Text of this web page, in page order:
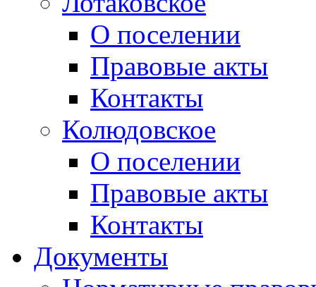
О поселении
Правовые акты
Контакты
Колюдовское
О поселении
Правовые акты
Контакты
Документы